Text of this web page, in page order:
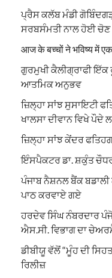
ਪ੍ਰੈਸ ਕਲੱਬ ਮੰਡੀ
ਸਰਬਸੰਮਤੀ ਨਾਲ ਹੋਈ ਚੋਣ
आज के बच्चों ने भविष्य में
ਗੁਰਮੁਖੀ ਕੈਲੀਗ੍ਰਾਫੀ ਇੱਕ
ਆਤਮਿਕ ਅਨੁਭਵ
ਜ਼ਿਲ੍ਹਾ ਸਾਂਝ ਸੁਸਾਇਟੀ
ਖਾਲਸਾ ਦੀਵਾਨ ਵਿਖੇ ਪੌਦੇ
ਜ਼ਿਲ੍ਹਾ ਸਾਂਝ ਕੇਂਦਰ
ਇੰਸਪੈਕਟਰ ਡਾ. ਸ਼ਕੁੰਤ
ਪੰਜਾਬ ਨੈਸ਼ਨਲ ਬੈਂਕ ਬਡਾਲੀ
ਪਾਠ ਕਰਵਾਏ ਗਏ
ਹਰਦੇਵ ਸਿੰਘ ਨੰਬਰਦਾਰ
ਐਸ.ਸੀ. ਵਿਭਾਗ ਦਾ
ਡੀਬੀਯੂ ਵੱਲੋਂ “ਮੂੰਹ ਦੀ
ਰਿਲੀਜ਼